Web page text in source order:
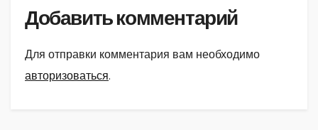
Добавить комментарий
Для отправки комментария вам необходимо
авторизоваться.